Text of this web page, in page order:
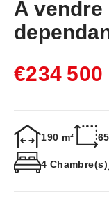
A vendre
€234 500
190 m²
4 Chambre(s)